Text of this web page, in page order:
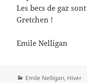
Les becs de gaz
Gretchen !
Emile Nelligan
Catégories
Emile Nelligan, Hiver